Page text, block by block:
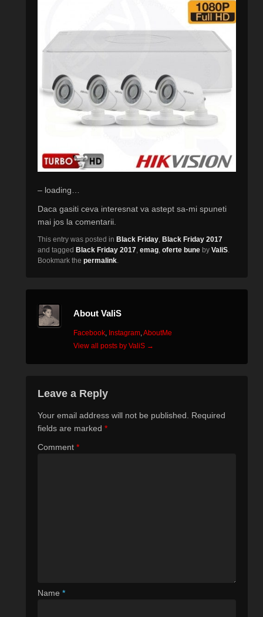
– loading…
Daca gasiti ceva interesnat va astept sa-mi spuneti
mai jos la comentarii.
This entry was posted in Black Friday, Black Friday 2017
and tagged Black Friday 2017, emag, oferte bune by ValiS.
Bookmark the permalink.
About ValiS
Facebook, Instagram,AboutMe
View all posts by ValiS →
Leave a Reply
Your email address will not be published. Required
fields are marked *
Comment *
Name *